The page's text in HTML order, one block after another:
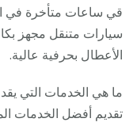
قي ساعات متأخرة في
سيارات متنقل مجهز
الأعطال بحرفية عالية.
ما هي الخدمات التي
تقديم أفضل الخدمات